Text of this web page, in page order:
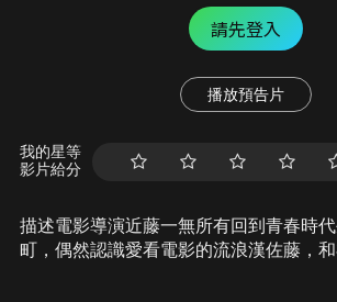
請先登入
播放預告片
我的星等
影片給分
描述電影導演近藤一無所有回到青春時
町，偶然認識愛看電影的流浪漢佐藤，